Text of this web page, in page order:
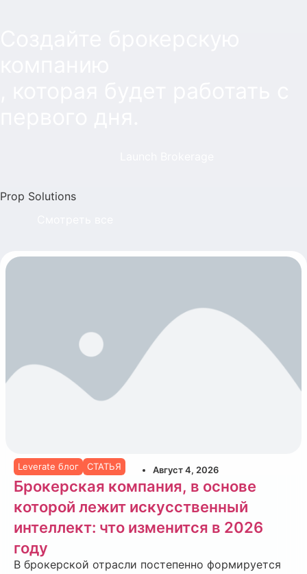
Prop Solutions
Leverate блог СТАТЬЯ Август 4, 2026
Брокерская компания, в основе
которой лежит искусственный
интеллект: что изменится в 2026
году
В брокерской отрасли постепенно формируется